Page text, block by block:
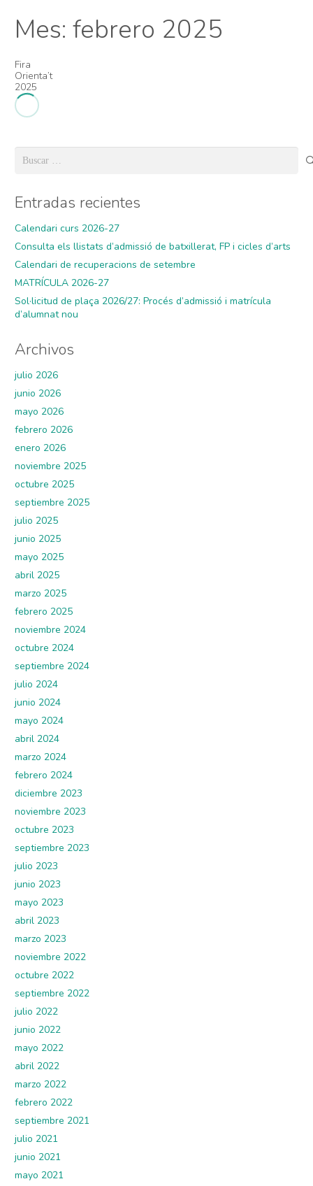
Mes: febrero 2025
Fira
Orienta’t
2025
Buscar:
Entradas recientes
Calendari curs 2026-27
Consulta els llistats d’admissió de batxillerat, FP i cicles d’arts
Calendari de recuperacions de setembre
MATRÍCULA 2026-27
Sol·licitud de plaça 2026/27: Procés d’admissió i matrícula
d’alumnat nou
Archivos
julio 2026
junio 2026
mayo 2026
febrero 2026
enero 2026
noviembre 2025
octubre 2025
septiembre 2025
julio 2025
junio 2025
mayo 2025
abril 2025
marzo 2025
febrero 2025
noviembre 2024
octubre 2024
septiembre 2024
julio 2024
junio 2024
mayo 2024
abril 2024
marzo 2024
febrero 2024
diciembre 2023
noviembre 2023
octubre 2023
septiembre 2023
julio 2023
junio 2023
mayo 2023
abril 2023
marzo 2023
noviembre 2022
octubre 2022
septiembre 2022
julio 2022
junio 2022
mayo 2022
abril 2022
marzo 2022
febrero 2022
septiembre 2021
julio 2021
junio 2021
mayo 2021